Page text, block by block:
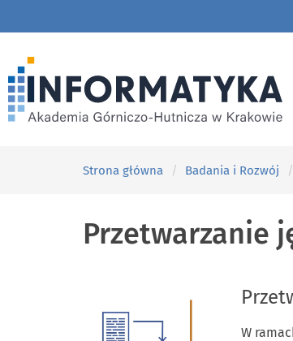
Strona główna Badania i Rozwój
Przetwarzanie
W